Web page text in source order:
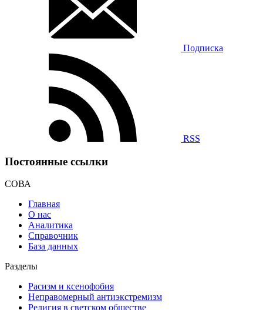
Подписка
RSS
Постоянные ссылки
СОВА
Главная
О нас
Аналитика
Справочник
База данных
Разделы
Расизм и ксенофобия
Неправомерный антиэкстремизм
Религия в светском обществе